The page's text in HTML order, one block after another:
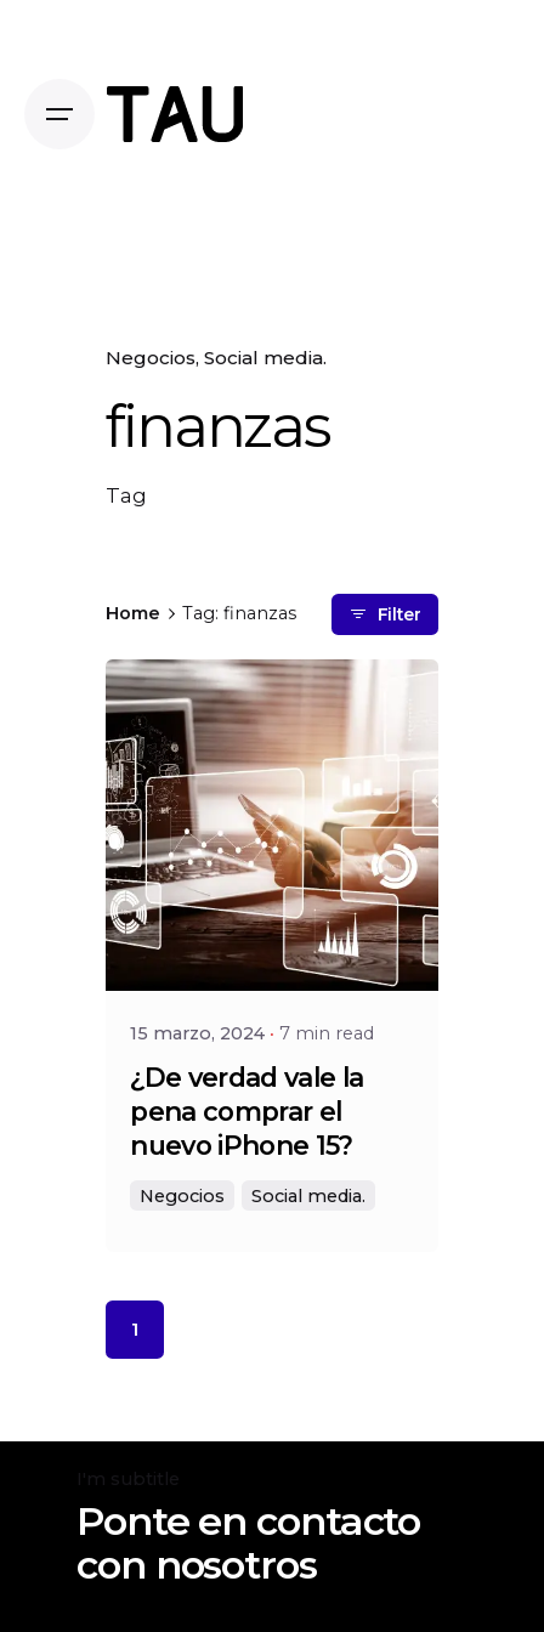
Negocios Social media.
finanzas
Tag
Home Tag: finanzas Filter
Posted by
Social
15 marzo, 2024 7 min read
¿De verdad vale la
pena comprar el
nuevo iPhone 15?
Negocios Social media.
1
I'm subtitle
Ponte en contacto
con nosotros